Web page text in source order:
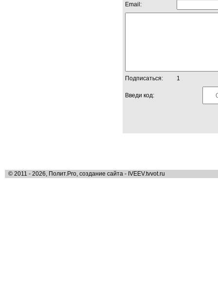
Email:
Подписаться: 1
Введи код:
© 2011 - 2026, Полит.Pro, создание сайта - IVEEV.tvvot.ru